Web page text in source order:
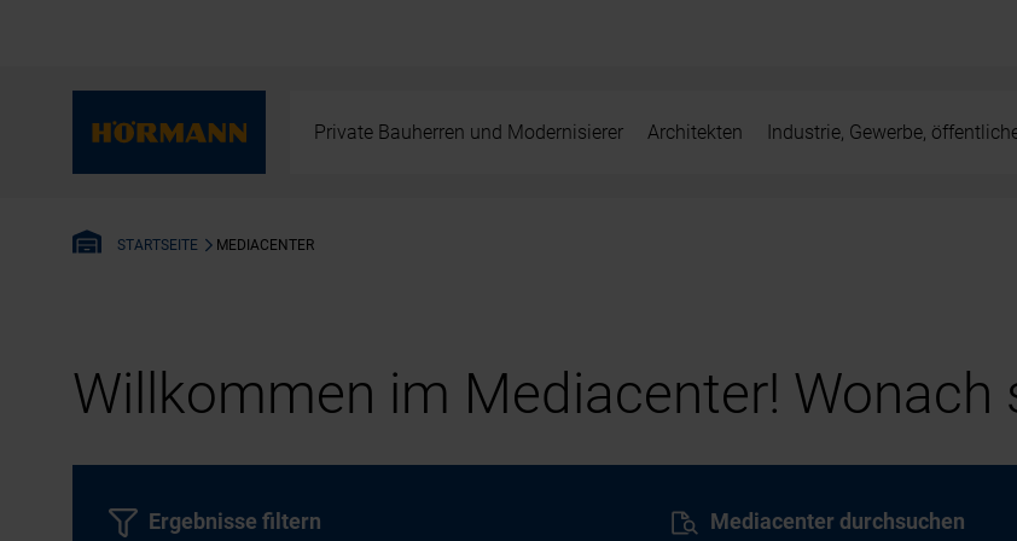
Private Bauherren und Modernisierer Architekten Industrie, Gewerbe,
STARTSEITE MEDIACENTER
Willkommen im Mediacenter! Wonach
Mediacenter durchsuchen
Ergebnisse filtern